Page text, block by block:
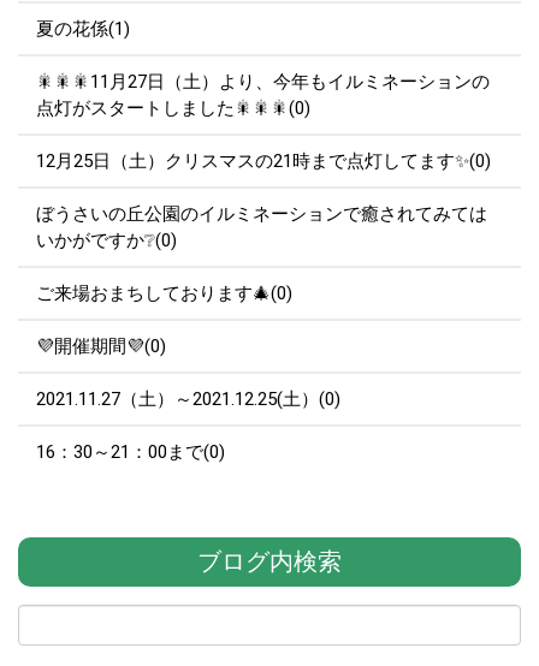
夏の花係(1)
🎇🎇🎇11月27日（土）より、今年もイルミネーションの
点灯がスタートしました🎇🎇🎇(0)
12月25日（土）クリスマスの21時まで点灯してます✨(0)
ぼうさいの丘公園のイルミネーションで癒されてみては
いかがですか❔(0)
ご来場おまちしております🎄(0)
💜開催期間💜(0)
2021.11.27（土）～2021.12.25(土）(0)
16：30～21：00まで(0)
ブログ内検索